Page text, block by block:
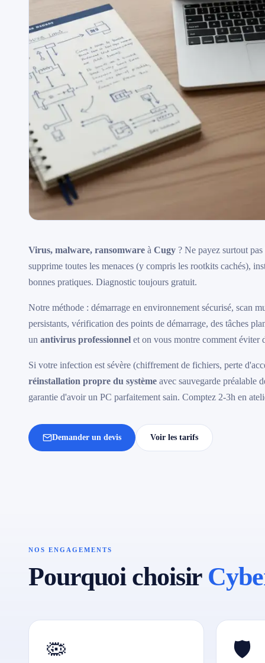
Virus, malware, ransomware à Cugy ? Ne payez surtout
supprime toutes les menaces (y compris les rootkits cachés),
bonnes pratiques. Diagnostic toujours gratuit.
Notre méthode : démarrage en environnement sécurisé, scan
persistants, vérification des points de démarrage, des tâches
un antivirus professionnel et on vous montre comment éviter
Si votre infection est sévère (chiffrement de fichiers, perte
réinstallation propre du système avec sauvegarde préalable
garantie d'avoir un PC parfaitement sain. Comptez 2-3h en
Demander un devis Voir les tarifs
NOS ENGAGEMENTS
Pourquoi choisir
🦠 🛡️